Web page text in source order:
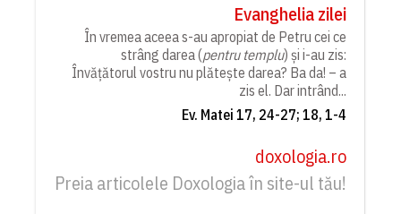
Evanghelia zilei
În vremea aceea s-au apropiat de Petru cei ce
strâng darea (pentru templu) și i-au zis:
Învățătorul vostru nu plătește darea? Ba da! – a
zis el. Dar intrând...
Ev. Matei 17, 24-27; 18, 1-4
doxologia.ro
Preia articolele Doxologia în site-ul tău!